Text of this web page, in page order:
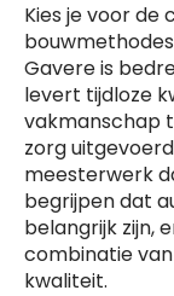
Kies je voor de
Gavere is
levert tijdloze
vakmanschap
zorg
meesterwerk
begrijpen dat
belangrijk zijn,
combinatie
kwaliteit.